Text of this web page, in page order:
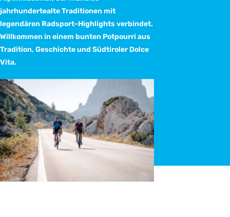
jahrhundertealte Traditionen mit
legendären Radsport-Highlights verbindet.
Willkommen in einem bunten Potpourri aus
Tradition, Geschichte und Südtiroler Dolce
Vita.